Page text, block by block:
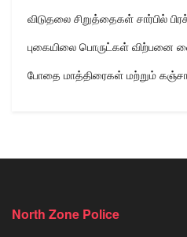
விடுதலை சிறுத்தைகள் சார்பில்
புகையிலை பொருட்கள் விற்பனை
போதை மாத்திரைகள் மற்றும்
North Zone Police